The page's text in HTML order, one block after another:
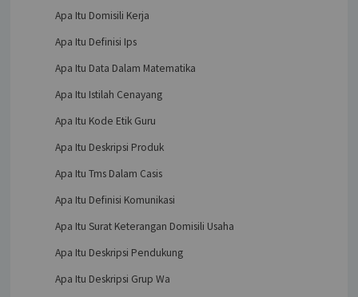
Apa Itu Domisili Kerja
Apa Itu Definisi Ips
Apa Itu Data Dalam Matematika
Apa Itu Istilah Cenayang
Apa Itu Kode Etik Guru
Apa Itu Deskripsi Produk
Apa Itu Tms Dalam Casis
Apa Itu Definisi Komunikasi
Apa Itu Surat Keterangan Domisili Usaha
Apa Itu Deskripsi Pendukung
Apa Itu Deskripsi Grup Wa